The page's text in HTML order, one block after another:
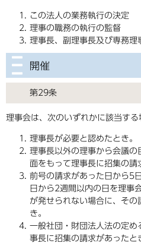
この法人の業務執行の決定
理事の職務の執行の監督
理事長、副理事長及び専務理
開催
第29条
理事会は、次のいずれかに該当する
理事長が必要と認めたとき。
理事長以外の理事から会議
面をもって理事長に招集の請
前号の請求があった日から5
日から2週間以内の日を理事
が発せられない場合に、その
き。
一般社団・財団法人法の定め
事長に招集の請求があったと